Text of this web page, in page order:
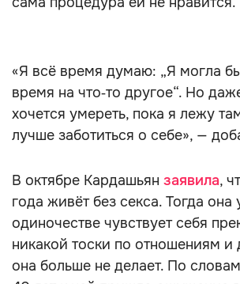
«Я всё время думаю: „Я могла
время на что‑то другое“. Но
хочется умереть, пока я лежу
лучше заботиться о себе», —
В октябре Кардашьян заявила,
года живёт без секса. Тогда она
одиночестве чувствует себя
никакой тоски по отношениям
она больше не делает. По